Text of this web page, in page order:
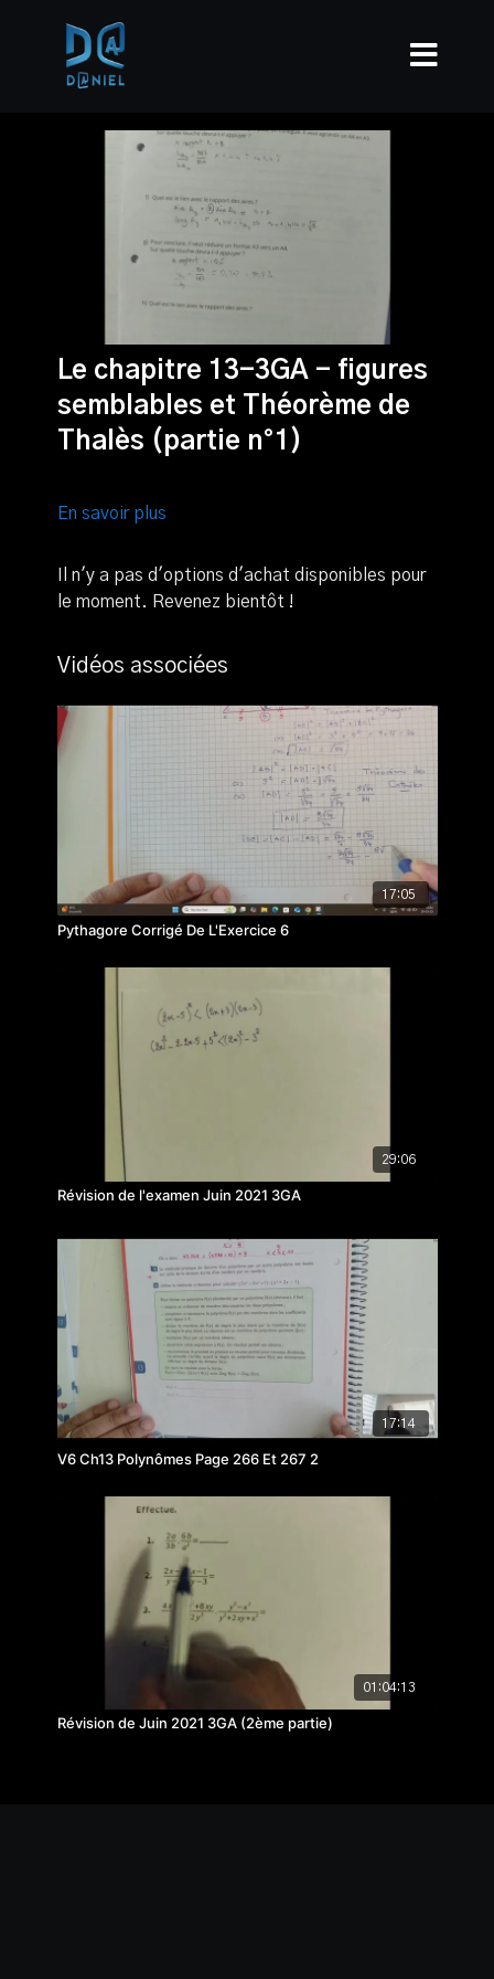
Le chapitre 13-3GA - figures
semblables et Théorème de
Thalès (partie n°1)
En savoir plus
Il n'y a pas d'options d'achat disponibles pour
le moment. Revenez bientôt !
Vidéos associées
17:05
Pythagore Corrigé De L'Exercice 6
29:06
Révision de l'examen Juin 2021 3GA
17:14
V6 Ch13 Polynômes Page 266 Et 267 2
01:04:13
Révision de Juin 2021 3GA (2ème partie)